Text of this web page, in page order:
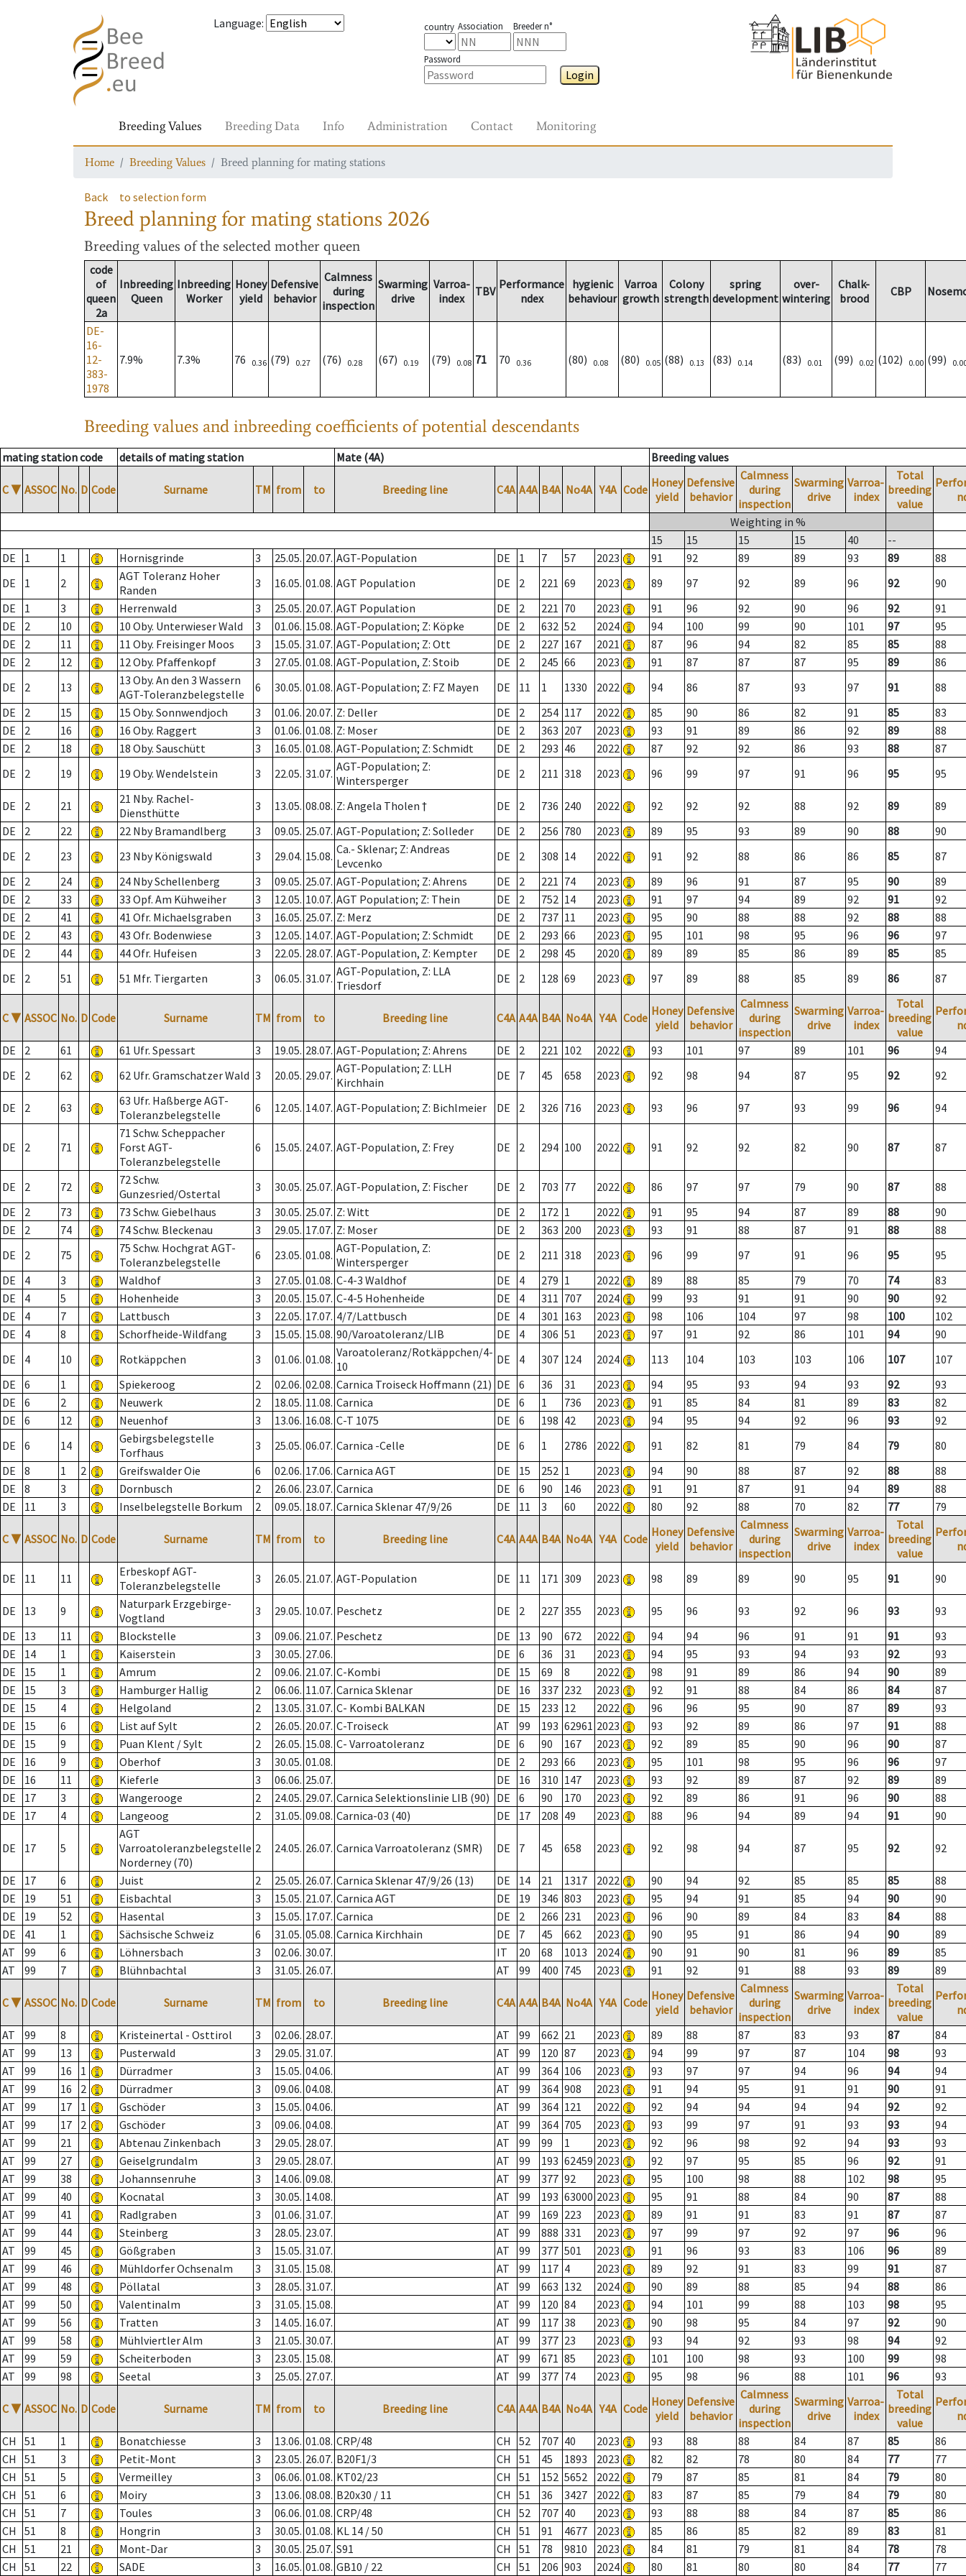
Language: country Association Breeder n°
Password
Login
Breeding Values Breeding Data Info Administration Contact Monitoring
Home Breeding Values Breed planning for mating stations
Back to selection form
Breed planning for mating stations 2026
Breeding values of the selected mother queen
code
of
queen
2a
Inbreeding
Queen
Inbreeding
Worker
Honey
yield
Defensive
behavior
Calmness
during
inspection
Swarming
drive
Varroa-
index
TBV Performance
ndex
hygienic
behaviour
Varroa
growth
Colony
strength
spring
development
over-
wintering
Chalk-
brood
CBP
DE-
16-
12-
383-
1978
7.9% 7.3% 76 0.36 (79) 0.27 (76) 0.28 (67) 0.19 (79) 0.08 71 70 0.36 (80) 0.08 (80) 0.05 (88) 0.13 (83) 0.14 (83) 0.01 (99) 0.02 (102) 0.00 (99)
Breeding values and inbreeding coefficients of potential descendants
mating station code details of mating station Mate (4A) Breeding values
C ▼ ASSOC No. D Code Surname TM from to Breeding line C4A A4A B4A No4A Y4A Code Honey
yield
Defensive
behavior
Calmness
during
inspection
Swarming
drive
Varroa-
index
Total
breeding
value
Weighting in %
15
15 15 15 40
--
DE
1 1 Hornisgrinde 3 25.05. 20.07. AGT-Population DE 1 7 57 2023 91 92 89 89 93 89
88
DE
1 2
AGT Toleranz Hoher
Randen
3 16.05. 01.08. AGT Population DE 2 221 69 2023 89 97 92 89 96 92
90
DE
1 3 Herrenwald 3 25.05. 20.07. AGT Population DE 2 221 70 2023 91 96 92 90 96 92
91
DE
2 10 10 Oby. Unterwieser Wald 3 01.06. 15.08. AGT-Population; Z: Köpke DE 2 632 52 2024 94 100 99 90 101 97
95
DE
2 11 11 Oby. Freisinger Moos 3 15.05. 31.07. AGT-Population; Z: Ott DE 2 227 167 2021 87 96 94 82 85 85
88
DE
2 12 12 Oby. Pfaffenkopf 3 27.05. 01.08. AGT-Population, Z: Stoib DE 2 245 66 2023 91 87 87 87 95 89
86
DE
2 13
13 Oby. An den 3 Wassern
AGT-Toleranzbelegstelle
6 30.05. 01.08. AGT-Population; Z: FZ Mayen DE 11 1 1330 2022 94 86 87 93 97 91
88
DE
2 15 15 Oby. Sonnwendjoch 3 01.06. 20.07. Z: Deller DE 2 254 117 2022 85 90 86 82 91 85
83
DE
2 16 16 Oby. Raggert 3 01.06. 01.08. Z: Moser DE 2 363 207 2023 93 91 89 86 92 89
88
DE
2 18 18 Oby. Sauschütt 3 16.05. 01.08. AGT-Population; Z: Schmidt DE 2 293 46 2022 87 92 92 86 93 88
87
DE
2 19 19 Oby. Wendelstein 3 22.05. 31.07. AGT-Population; Z:
Wintersperger
DE 2 211 318 2023 96 99 97 91 96 95 95
DE 2 21
21 Nby. Rachel-
Diensthütte
3 13.05. 08.08. Z: Angela Tholen † DE 2 736 240 2022 92 92 92 88 92 89
89
DE
2 22 22 Nby Bramandlberg 3 09.05. 25.07. AGT-Population; Z: Solleder DE 2 256 780 2023 89 95 93 89 90 88
90
DE
2 23 23 Nby Königswald 3 29.04. 15.08. Ca.- Sklenar; Z: Andreas
Levcenko
DE 2 308 14 2022 91 92 88 86 86 85
87
DE
2 24 24 Nby Schellenberg 3 09.05. 25.07. AGT-Population; Z: Ahrens DE 2 221 74 2023 89 96 91 87 95 90
89
DE
2 33 33 Opf. Am Kühweiher 3 12.05. 10.07. AGT Population; Z: Thein DE 2 752 14 2023 91 97 94 89 92 91
92
DE
2 41 41 Ofr. Michaelsgraben 3 16.05. 25.07. Z: Merz DE 2 737 11 2023 95 90 88 88 92 88
88
DE
2 43 43 Ofr. Bodenwiese 3 12.05. 14.07. AGT-Population; Z: Schmidt DE 2 293 66 2023 95 101 98 95 96 96
97
DE
2 44 44 Ofr. Hufeisen 3 22.05. 28.07. AGT-Population, Z: Kempter DE 2 298 45 2020 89 89 85 86 89 85
85
DE
2 51 51 Mfr. Tiergarten 3 06.05. 31.07. AGT-Population, Z: LLA
Triesdorf
DE 2 128 69 2023 97 89 88 85 89 86 87
C ▼ ASSOC No. D Code Surname TM from to Breeding line C4A A4A B4A No4A Y4A Code Honey
yield
Defensive
behavior
Calmness
during
inspection
Swarming
drive
Varroa-
index
Total
breeding
value
DE
2 61 61 Ufr. Spessart 3 19.05. 28.07. AGT-Population; Z: Ahrens DE 2 221 102 2022 93 101 97 89 101 96
94
DE
2 62 62 Ufr. Gramschatzer Wald 3 20.05. 29.07. AGT-Population; Z: LLH
Kirchhain
DE 7 45 658 2023 92 98 94 87 95 92 92
DE 2 63
63 Ufr. Haßberge AGT-
Toleranzbelegstelle
6 12.05. 14.07. AGT-Population; Z: Bichlmeier DE 2 326 716 2023 93 96 97 93 99 96 94
DE 2 71
71 Schw. Scheppacher
Forst AGT-
Toleranzbelegstelle
6 15.05. 24.07. AGT-Population, Z: Frey DE 2 294 100 2022 91 92 92 82 90 87 87
DE 2 72
72 Schw.
Gunzesried/Ostertal
3 30.05. 25.07. AGT-Population, Z: Fischer DE 2 703 77 2022 86 97 97 79 90 87
88
DE
2 73 73 Schw. Giebelhaus 3 30.05. 25.07. Z: Witt DE 2 172 1 2022 91 95 94 87 89 88
90
DE
2 74 74 Schw. Bleckenau 3 29.05. 17.07. Z: Moser DE 2 363 200 2023 93 91 88 87 91 88
88
DE
2 75
75 Schw. Hochgrat AGT-
Toleranzbelegstelle
6 23.05. 01.08. AGT-Population, Z:
Wintersperger
DE 2 211 318 2023 96 99 97 91 96 95
95
DE
4 3 Waldhof 3 27.05. 01.08. C-4-3 Waldhof DE 4 279 1 2022 89 88 85 79 70 74
83
DE
4 5 Hohenheide 3 20.05. 15.07. C-4-5 Hohenheide DE 4 311 707 2024 99 93 91 91 90 90
92
DE
4 7 Lattbusch 3 22.05. 17.07. 4/7/Lattbusch DE 4 301 163 2023 98 106 104 97 98 100
102
DE
4 8 Schorfheide-Wildfang 3 15.05. 15.08. 90/Varoatoleranz/LIB DE 4 306 51 2023 97 91 92 86 101 94
90
DE
4 10 Rotkäppchen 3 01.06. 01.08. Varoatoleranz/Rotkäppchen/4-
10
DE 4 307 124 2024 113 104 103 103 106 107
107
DE
6 1 Spiekeroog 2 02.06. 02.08. Carnica Troiseck Hoffmann (21) DE 6 36 31 2023 94 95 93 94 93 92
93
DE
6 2 Neuwerk 2 18.05. 11.08. Carnica DE 6 1 736 2023 91 85 84 81 89 83
82
DE
6 12 Neuenhof 3 13.06. 16.08. C-T 1075 DE 6 198 42 2023 94 95 94 92 96 93
92
DE
6 14
Gebirgsbelegstelle
Torfhaus
3 25.05. 06.07. Carnica -Celle DE 6 1 2786 2022 91 82 81 79 84 79
80
DE
8 1 2 Greifswalder Oie 6 02.06. 17.06. Carnica AGT DE 15 252 1 2023 94 90 88 87 92 88
88
DE
8 3 Dornbusch 2 26.06. 23.07. Carnica DE 6 90 146 2023 91 91 87 91 94 89
88
DE
11 3 Inselbelegstelle Borkum 2 09.05. 18.07. Carnica Sklenar 47/9/26 DE 11 3 60 2022 80 92 88 70 82 77 79
C ▼ ASSOC No. D Code Surname TM from to Breeding line C4A A4A B4A No4A Y4A Code Honey
yield
Defensive
behavior
Calmness
during
inspection
Swarming
drive
Varroa-
index
Total
breeding
value
DE 11 11
Erbeskopf AGT-
Toleranzbelegstelle
3 26.05. 21.07. AGT-Population DE 11 171 309 2023 98 89 89 90 95 91 90
DE 13 9
Naturpark Erzgebirge-
Vogtland
3 29.05. 10.07. Peschetz DE 2 227 355 2023 95 96 93 92 96 93
93
DE
13 11 Blockstelle 3 09.06. 21.07. Peschetz DE 13 90 672 2022 94 94 96 91 91 91
93
DE
14 1 Kaiserstein 3 30.05. 27.06. DE 6 36 31 2023 94 95 93 94 93 92
93
DE
15 1 Amrum 2 09.06. 21.07. C-Kombi DE 15 69 8 2022 98 91 89 86 94 90
89
DE
15 3 Hamburger Hallig 2 06.06. 11.07. Carnica Sklenar DE 16 337 232 2023 92 91 88 84 86 84
87
DE
15 4 Helgoland 2 13.05. 31.07. C- Kombi BALKAN DE 15 233 12 2022 96 96 95 90 87 89
93
DE
15 6 List auf Sylt 2 26.05. 20.07. C-Troiseck AT 99 193 62961 2023 93 92 89 86 97 91
88
DE
15 9 Puan Klent / Sylt 2 26.05. 15.08. C- Varroatoleranz DE 6 90 167 2023 92 89 85 90 96 90
87
DE
16 9 Oberhof 3 30.05. 01.08. DE 2 293 66 2023 95 101 98 95 96 96
97
DE
16 11 Kieferle 3 06.06. 25.07. DE 16 310 147 2023 93 92 89 87 92 89
89
DE
17 3 Wangerooge 2 24.05. 29.07. Carnica Selektionslinie LIB (90) DE 6 90 170 2023 92 89 86 91 96 90
88
DE
17 4 Langeoog 2 31.05. 09.08. Carnica-03 (40) DE 17 208 49 2023 88 96 94 89 94 91 90
DE 17 5
AGT
Varroatoleranzbelegstelle
Norderney (70)
2 24.05. 26.07. Carnica Varroatoleranz (SMR) DE 7 45 658 2023 92 98 94 87 95 92 92
DE 17 6 Juist 2 25.05. 26.07. Carnica Sklenar 47/9/26 (13) DE 14 21 1317 2022 90 94 92 85 85 85
88
DE
19 51 Eisbachtal 3 15.05. 21.07. Carnica AGT DE 19 346 803 2023 95 94 91 85 94 90
90
DE
19 52 Hasental 3 15.05. 17.07. Carnica DE 2 266 231 2023 96 90 89 84 83 84
88
DE
41 1 Sächsische Schweiz 6 31.05. 05.08. Carnica Kirchhain DE 7 45 662 2023 90 95 91 86 94 90
89
AT
99 6 Löhnersbach 3 02.06. 30.07. IT 20 68 1013 2024 90 91 90 81 96 89
85
AT
99 7 Blühnbachtal 3 31.05. 26.07. AT 99 400 745 2023 91 92 91 88 93 89 89
C ▼ ASSOC No. D Code Surname TM from to Breeding line C4A A4A B4A No4A Y4A Code Honey
yield
Defensive
behavior
Calmness
during
inspection
Swarming
drive
Varroa-
index
Total
breeding
value
AT
99 8 Kristeinertal - Osttirol 3 02.06. 28.07. AT 99 662 21 2023 89 88 87 83 93 87
84
AT
99 13 Pusterwald 3 29.05. 31.07. AT 99 120 87 2023 94 99 97 87 104 98
93
AT
99 16 1 Dürradmer 3 15.05. 04.06. AT 99 364 106 2023 93 97 97 94 96 94
94
AT
99 16 2 Dürradmer 3 09.06. 04.08. AT 99 364 908 2023 91 94 95 91 91 90
91
AT
99 17 1 Gschöder 3 15.05. 04.06. AT 99 364 121 2022 92 94 94 94 94 92
92
AT
99 17 2 Gschöder 3 09.06. 04.08. AT 99 364 705 2023 93 99 97 91 93 93
94
AT
99 21 Abtenau Zinkenbach 3 29.05. 28.07. AT 99 99 1 2023 92 96 98 92 94 93
93
AT
99 27 Geiselgrundalm 3 29.05. 28.07. AT 99 193 62459 2023 92 97 95 85 96 92
91
AT
99 38 Johannsenruhe 3 14.06. 09.08. AT 99 377 92 2023 95 100 98 88 102 98
95
AT
99 40 Kocnatal 3 30.05. 14.08. AT 99 193 63000 2023 95 91 88 84 90 87
88
AT
99 41 Radlgraben 3 01.06. 31.07. AT 99 169 223 2023 89 91 91 83 91 87
87
AT
99 44 Steinberg 3 28.05. 23.07. AT 99 888 331 2023 97 99 97 92 97 96
96
AT
99 45 Gößgraben 3 15.05. 31.07. AT 99 377 501 2023 91 96 93 83 106 96
89
AT
99 46 Mühldorfer Ochsenalm 3 31.05. 15.08. AT 99 117 4 2023 89 92 91 83 99 91
87
AT
99 48 Pöllatal 3 28.05. 31.07. AT 99 663 132 2024 90 89 88 85 94 88
86
AT
99 50 Valentinalm 3 31.05. 15.08. AT 99 120 84 2023 94 101 99 88 103 98
95
AT
99 56 Tratten 3 14.05. 16.07. AT 99 117 38 2023 90 98 95 84 97 92
90
AT
99 58 Mühlviertler Alm 3 21.05. 30.07. AT 99 377 23 2023 93 94 92 93 98 94
92
AT
99 59 Scheiterboden 3 23.05. 15.08. AT 99 671 85 2023 101 100 98 93 100 99
98
AT
99 98 Seetal 3 25.05. 27.07. AT 99 377 74 2023 95 98 96 88 101 96 93
C ▼ ASSOC No. D Code Surname TM from to Breeding line C4A A4A B4A No4A Y4A Code Honey
yield
Defensive
behavior
Calmness
during
inspection
Swarming
drive
Varroa-
index
Total
breeding
value
CH
51 1 Bonatchiesse 3 13.06. 01.08. CRP/48 CH 52 707 40 2023 93 88 88 84 87 85
86
CH
51 3 Petit-Mont 3 23.05. 26.07. B20F1/3 CH 51 45 1893 2023 82 82 78 80 84 77
77
CH
51 5 Vermeilley 3 06.06. 01.08. KT02/23 CH 51 152 5652 2022 79 87 85 81 84 79
80
CH
51 6 Moiry 3 13.06. 08.08. B20x30 / 11 CH 51 36 3427 2022 83 87 85 79 84 79
80
CH
51 7 Toules 3 06.06. 01.08. CRP/48 CH 52 707 40 2023 93 88 88 84 87 85
86
CH
51 8 Hongrin 3 30.05. 01.08. KL 14 / 50 CH 51 91 4677 2023 85 86 85 82 89 83
81
CH
51 21 Mont-Dar 3 30.05. 25.07. S91 CH 51 78 9810 2023 84 81 79 81 84 78
78
CH
51 22 SADE 3 16.05. 01.08. GB10 / 22 CH 51 206 903 2024 80 81 80 80 84 77 77